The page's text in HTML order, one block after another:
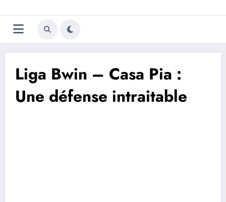
au
contenu
Trivela
L'actualité du football
Liga Bwin – Casa Pia :
Une défense intraitable